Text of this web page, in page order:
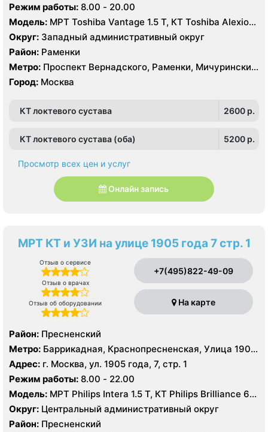
Режим работы: 8.00 - 20.00
Модель: МРТ Toshiba Vantage 1.5 Т, КТ Toshiba Alexion
16 срезов, УЗИ
Округ: Западный административный округ
Район: Раменки
Метро: Проспект Вернадского, Раменки, Мичуринский
проспект
Город: Москва
КТ локтевого сустава 2600 p.
КТ локтевого сустава (оба) 5200 p.
Просмотр всех цен и услуг
Онлайн запись
МРТ КТ и УЗИ на улице 1905 года 7 стр. 1
Отзыв о сервисе
Отзыв о врачах
Отзыв об оборудовании
+7(495)822-49-09
На карте
Район: Пресненский
Метро: Баррикадная, Краснопресненская, Улица 1905
года
Адрес: г. Москва, ул. 1905 года, 7, стр. 1
Режим работы: 8.00 - 22.00
Модель: МРТ Philips Intera 1.5 T, КТ Philips Brilliance 64
среза, УЗИ
Округ: Центральный административный округ
Район: Пресненский